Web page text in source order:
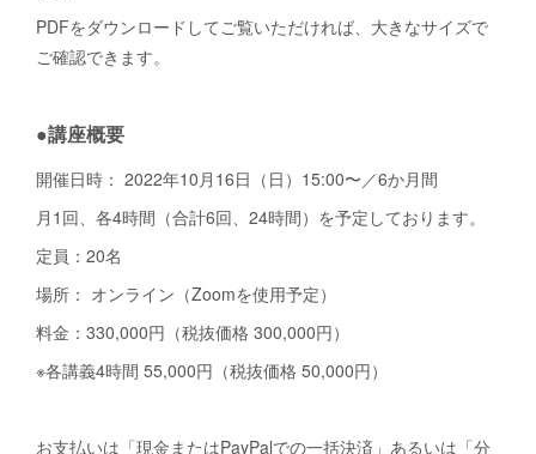
PDFをダウンロードしてご覧いただければ、大きなサイズで
ご確認できます。
●講座概要
開催日時： 2022年10月16日（日）15:00〜／6か月間
月1回、各4時間（合計6回、24時間）を予定しております。
定員：20名
場所： オンライン（Zoomを使用予定）
料金：330,000円（税抜価格 300,000円）
※各講義4時間 55,000円（税抜価格 50,000円）
お支払いは「現金またはPayPalでの一括決済」あるいは「分